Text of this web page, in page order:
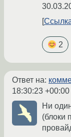
2
Ответ на:
18:30:23 +00:00
Ни
(блоки